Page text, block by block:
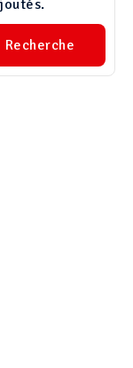
Recherche